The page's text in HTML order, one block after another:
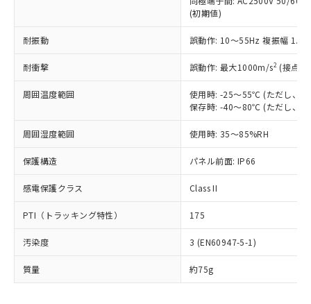
(初期値)
耐振動 誤動作: 10～55Hz 複振幅
耐衝撃 誤動作: 最大1000m/s2 (接点
周囲温度範囲
使用時: -25～55℃ (ただし、氷
保存時: -40～80℃ (ただし、氷
周囲湿度範囲 使用時: 35～85%RH
保護構造 パネル前面: IP66
感電保護クラス Class II
PTI（トラッキング特性） 175
汚染度 3 (EN60947-5-1)
質量 約75g
在庫状況および標準価格照会結果は、
記載している更新日時点での社内デー
タに基づき作成されるものであり、閲
覧された時点での実際の在庫および標
準価格とは異なる場合があることをご
正式な納期状況および標準価格はお客
様のお取引先、またはお客様担当のオ
ムロン制御機器販売店・当社販売員に
オムロン制御機器販売店や当社販売拠
販売ネットワーク
」をご確認
在庫状況および標準価格結果を当社の
事前の承諾なく第三者に漏洩または開
示しないようお願いします。
マイパーツ機能（部品リスト作成サー
ビス）をご利用いただくには、I-Web
メンバーズにご登録されている必要が
あります。
鉛(Pb) 1000ppm以下、 水銀(Hg) 1000ppm以下、 カド
類(PBB) 1000ppm以下、ポリ臭化ジフェニルエーテル類
(PBDE) 1000ppm以下、フタル酸ビス(2-エチルヘキシ
ル) (DEHP)(別名：DOP) 1000ppm以下、フタル酸ブチ
ルベンジル（BBP） 1000ppm以下、フタル酸ジブチル
（DBP） 1000ppm以下、フタル酸ジイソブチル
但し、RoHS指令で産業用監視および制御機器に対する
図的な使用がないことを確認しています。
部品在庫の切り替え状況などにより、予定
月が前後することがあります。
*中国RoHS10物質の基準値 (GB/T26572)：
Pb(鉛) :1000ppm、 Hg(水銀) : 1000ppm、 Cd(カドミウ
Cr(Ⅵ)(六価クロム) : 1000ppm、 PBBs(ポリ臭化ビフェ
ニル類) : 1000ppm、 PBDEs(ポリ臭化ジフェニルエーテ
ル類) : 1000ppm、
DBP(フタル酸ジブチル) : 1000ppm、 DIBP(フタル酸ジ
イソブチル) : 1000ppm、 BBP(フタル酸ブチルベンジ
DEHP(フタル酸ビス(2-エチルヘキシル)) : 1000ppm
「ｅ」：有害物質（10物質）のすべてが基
準値以下であることを示します。
「10」：通常の使用状況下において有害物
質が外部に漏えいし、環境に深刻な影響を
及ぼさない年数を意味します。
「－」：未確認です。当社販売部門へお問
（以下｢規制貨物等」という）を輸出
または国外への提供する場合は、日本
国政府の輸出許可(または役務取引許
可)を取得するなどの必要な手続きを
当社は規制貨物を破棄する場合は、完
全に破砕するなど、違法に輸出されな
いよう必要な手段を講じます。
当社は貴社製品を、核兵器、ミサイ
ル、化学兵器、生物兵器またはその他
武器並びにこれらの製造装置等に一切
当社は、貴社製品を第三者に販売する
場合は、上記1、2および3の内容を当
該第三者に通知します。また当社は、
販売先および販売に係わる関係者が違
法に輸出するおそれがある場合は、取
り引きをいたしません。
一定数以上の在庫あり
一定数には満たないが在庫あり
在庫なし(最新の在庫状況につ
いては、お客様のお取引先、ま
たはお客様担当のオムロン制御
機器販売店・当社販売員にご確
認ください)
受注生産機種、また在庫状況の
情報を公開していない機種